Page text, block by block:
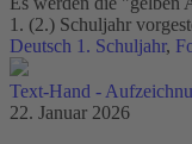
1. (2.) Schuljahr
Deutsch 1. Schuljahr,
Text-Hand -
22. Januar 2026